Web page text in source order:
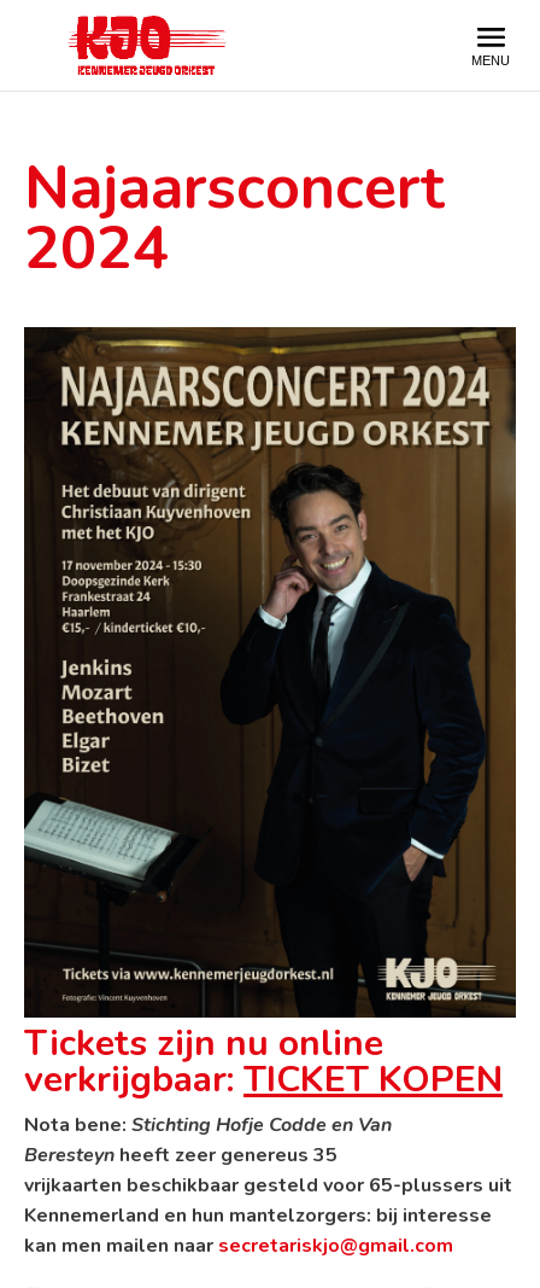
Najaarsconcert
2024
Tickets zijn nu online
verkrijgbaar: TICKET KOPEN
Nota bene: Stichting Hofje Codde en Van
Beresteyn heeft zeer genereus 35
vrijkaarten beschikbaar gesteld voor 65-plussers uit
Kennemerland en hun mantelzorgers: bij interesse
kan men mailen naar secretariskjo@gmail.com